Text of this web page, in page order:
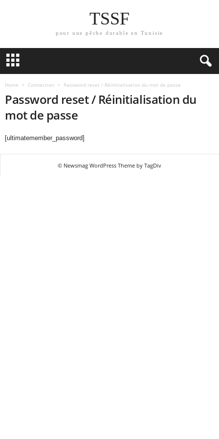
TSSF
pour une pêche durable en Tunisie
Home Connection Password reset / Réinitialisation du mot de passe
Password reset / Réinitialisation du
mot de passe
[ultimatemember_password]
© Newsmag WordPress Theme by TagDiv